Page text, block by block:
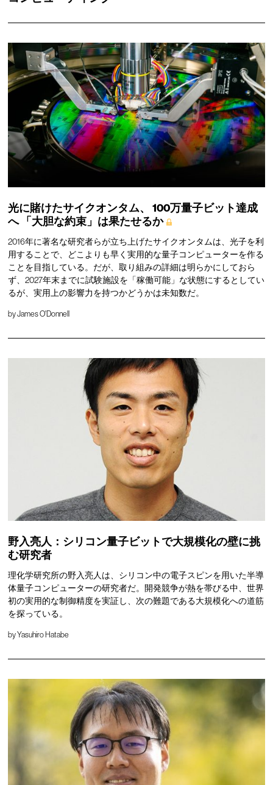
光に賭けたサイクオンタム、
100万量子ビット達成
へ「大胆な約束」は果たせるか
2016年に著名な研究者らが立ち上げたサイクオンタムは、光子を利
用することで、どこよりも早く実用的な量子コンピューターを作る
ことを目指している。だが、取り組みの詳細は明らかにしておら
ず、2027年末までに試験施設を「稼働可能」な状態にするとしてい
るが、実用上の影響力を持つかどうかは未知数だ。
byJames O'Donnell
野入亮人：シリコン量子ビットで大規模化の壁に挑
む研究者
理化学研究所の野入亮人は、シリコン中の電子スピンを用いた半導
体量子コンピューターの研究者だ。開発競争が熱を帯びる中、世界
初の実用的な制御精度を実証し、次の難題である大規模化への道筋
を探っている。
byYasuhiro Hatabe